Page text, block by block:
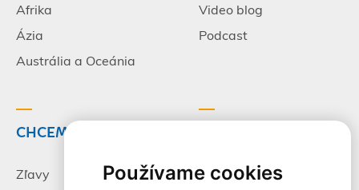
Používame cookies
Afrika
Ázia
Austrália a Oceánia
Video blog
Podcast
CHCEM CESTOVAŤ
Zľavy
Pracovné príležitosti